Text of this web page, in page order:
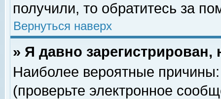
получили, то обратитесь за
Вернуться наверх
» Я давно
Наиболее вероятные
(проверьте электронное